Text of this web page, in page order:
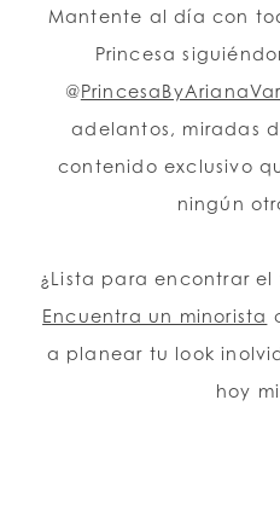
Mantente al día con
Princesa
@
adelantos, miradas
contenido exclusivo
ningún
¿Lista para encontrar el
Encuentra un minorista
a planear tu look
hoy